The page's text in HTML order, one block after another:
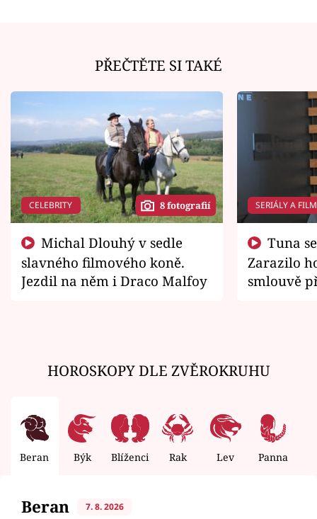
PŘEČTĚTE SI TAKÉ
CELEBRITY 8 fotografií
slavného filmového koně.
Jezdil na něm i Draco Malfoy
SERIÁLY A
Zarazilo
smlouvě
HOROSKOPY DLE ZVĚROKRUHU
Beran Býk Blíženci Rak Lev Panna
Beran 7. 8. 2026